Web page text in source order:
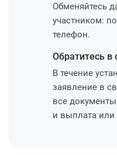
Обменяйтесь
участником:
телефон.
Обратитесь в
В течение
заявление в
все
и выплата или